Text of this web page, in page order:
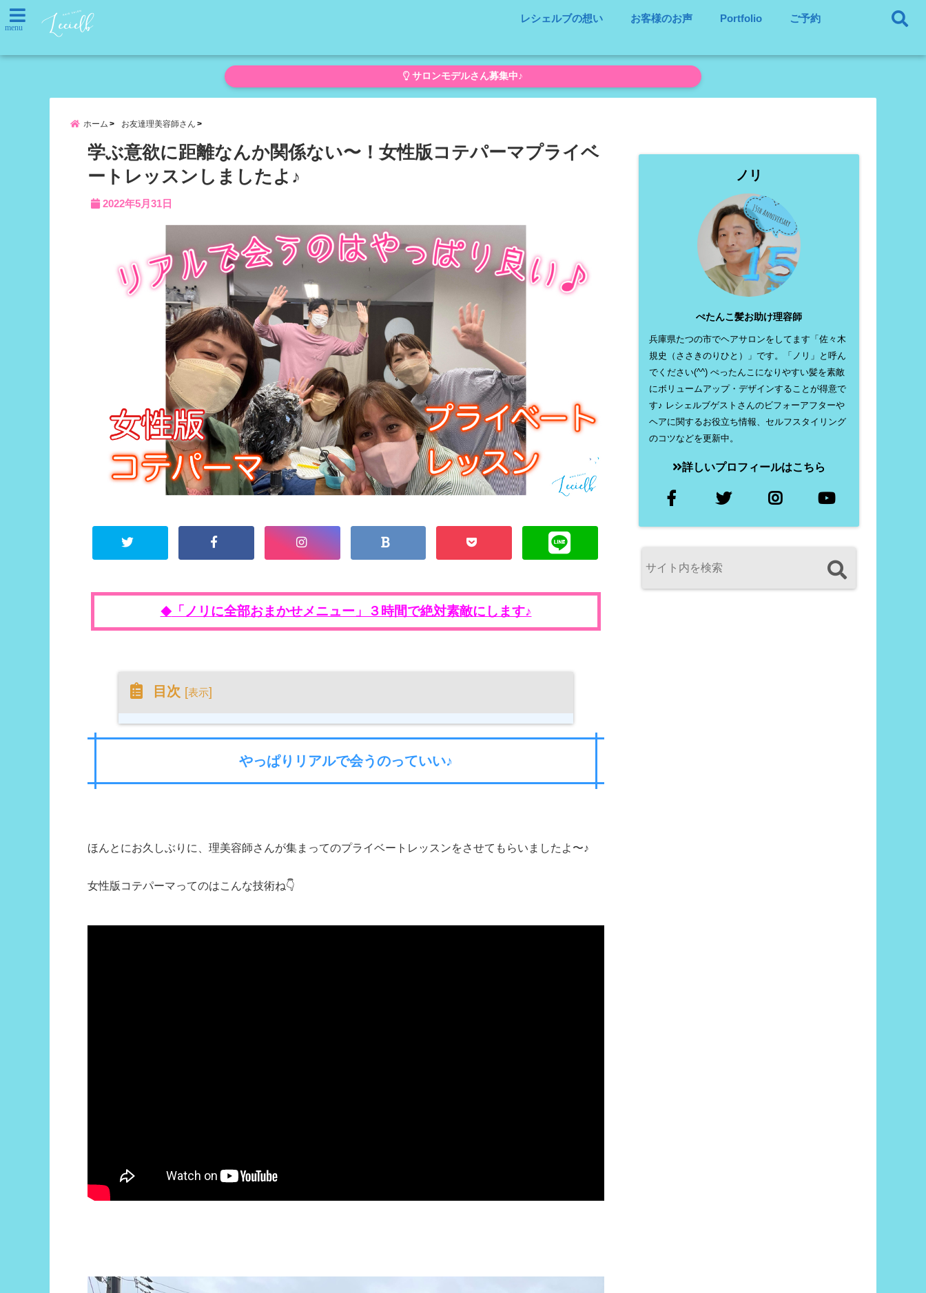
menu
レシェルブの想い お客様のお声 Portfolio ご予約
サロンモデルさん募集中♪
ホーム お友達理美容師さん
学ぶ意欲に距離なんか関係ない〜！女性版コテパーマプライベ
ートレッスンしましたよ♪
2022年5月31日
◆「ノリに全部おまかせメニュー」３時間で絶対素敵にします♪
目次 [表示]
やっぱりリアルで会うのっていい♪
ほんとにお久しぶりに、理美容師さんが集まってのプライベートレッスンをさせてもらいましたよ〜♪
女性版コテパーマってのはこんな技術ね👇
ノリ
ぺたんこ髪お助け理容師
兵庫県たつの市でヘアサロンをしてます「佐々木
規史（ささきのりひと）」です。「ノリ」と呼ん
でください(^^) ぺったんこになりやすい髪を素敵
にボリュームアップ・デザインすることが得意で
す♪ レシェルブゲストさんのビフォーアフターや
ヘアに関するお役立ち情報、セルフスタイリング
のコツなどを更新中。
詳しいプロフィールはこちら